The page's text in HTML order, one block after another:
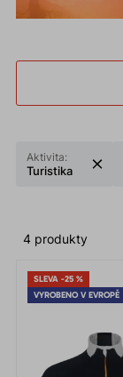
Aktivita:
Turistika
4 produkty
SLEVA -25 %
VYROBENO V EVROPĚ